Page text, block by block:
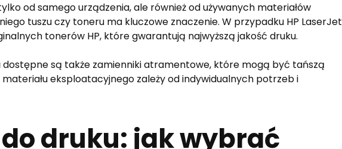
od samego urządzenia, ale również od używanych materiałów
tuszu czy toneru ma kluczowe znaczenie. W przypadku HP LaserJet
tonerów HP, które gwarantują najwyższą jakość druku.
są także zamienniki atramentowe, które mogą być tańszą
eksploatacyjnego zależy od indywidualnych potrzeb i
druku: jak wybrać